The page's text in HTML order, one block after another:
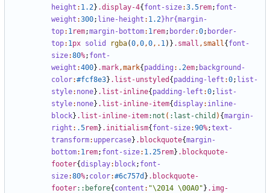
height : 1.2} .display-4{ font-size:3.5rem; font-
weight :300; line-height : 1.2}hr{margin-
top: 1rem;margin-bottom: 1rem; border:0; border-
top: 1px solid rgba(0,0,0,. 1)} .small , small{ font-
size:80%; font-
weight :400} .mark,mark{ padding : .2em; background-
color:#fcf8e3} .list-unstyled { padding-left :0; list-
style: none} .list-inline{ padding-left :0; list-
style: none} .list-inline-item{display: inline-
block} .list-inline-item:not ( :last-child ) {margin-
right : .5rem} .initialism{ font-size:90%;text-
transform: uppercase} .blockquote{margin-
bottom: 1rem; font-size: 1.25rem} .blockquote-
footer{display: block; font-
size:80%; color:#6c757d } .blockquote-
footer::before{ content : "\2014 \00A0" } .img-